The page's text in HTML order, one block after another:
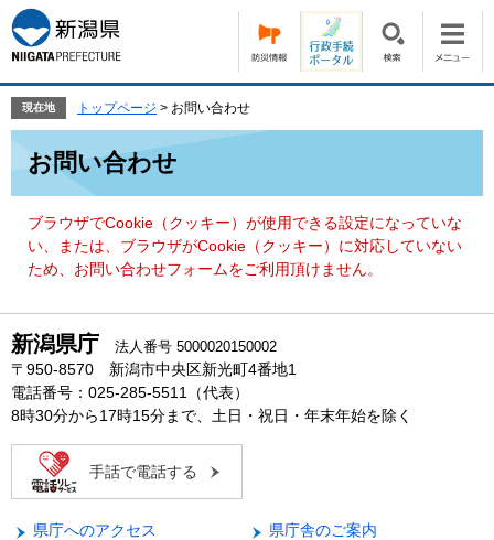
ー
ジ
の
頭
す。
ニ
ュ
ー
飛
て
現在地 トップページ > お問い合わせ
お問い合わせ
ブラウザでCookie（クッキー）が使用できる設定になっていな
い、または、ブラウザがCookie（クッキー）に対応していない
ため、お問い合わせフォームをご利用頂けません。
新潟県庁 法人番号 5000020150002
〒950-8570 新潟市中央区新光町4番地1
電話番号：025-285-5511（代表）
8時30分から17時15分まで、土日・祝日・年末年始を除く
手話で電話する
県庁へのアクセス
県庁舎のご案内